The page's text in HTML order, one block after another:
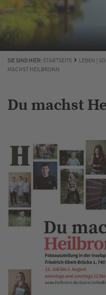
SIE SIND HIER: STARTSEITE LEBEN |
MACHST HEILBRONN
Du machst